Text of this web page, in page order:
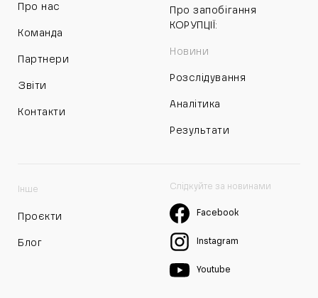
Про нас
Команда
Партнери
Звіти
Контакти
Про запобігання
КОРУПЦІЇ:
Новини
Розслідування
Аналітика
Результати
Інше
Проєкти
Блог
Слідкуйте за новинами
Facebook
Instagram
Youtube